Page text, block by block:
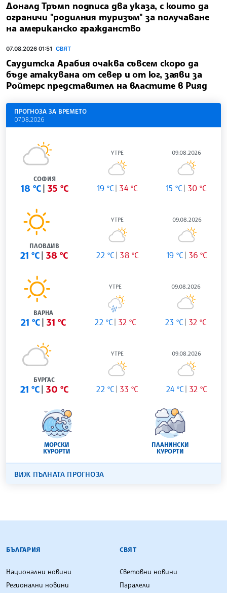
Доналд Тръмп подписа два указа, с които да
ограничи "родилния туризъм" за получаване
на американско гражданство
07.08.2026 01:51 СВЯТ
Саудитска Арабия очаква съвсем скоро да
бъде атакувана от север и от юг, заяви за
Ройтерс представител на властите в Рияд
ПРОГНОЗА ЗА ВРЕМЕТО
07.08.2026
СОФИЯ
18 °C 35 °C
УТРЕ
19 °C 34 °C
09.08.2026
15 °C 30 °C
ПЛОВДИВ
21 °C 38 °C
УТРЕ
22 °C 38 °C
09.08.2026
19 °C 36 °C
ВАРНА
21 °C 31 °C
УТРЕ
22 °C 32 °C
09.08.2026
23 °C 32 °C
БУРГАС
21 °C 30 °C
УТРЕ
22 °C 33 °C
09.08.2026
24 °C 32 °C
МОРСКИ
КУРОРТИ
ПЛАНИНСКИ
КУРОРТИ
ВИЖ ПЪЛНАТА ПРОГНОЗА
БЪЛГАРСКА ТЕЛЕГРАФНА АГЕНЦИЯ
БЪЛГАРИЯ
Национални новини
Регионални новини
СВЯТ
Световни новини
Паралели